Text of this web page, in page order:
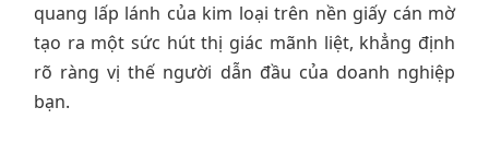
quang lấp lánh của kim loại trên nền giấy cán mờ
tạo ra một sức hút thị giác mãnh liệt, khẳng định
rõ ràng vị thế người dẫn đầu của doanh nghiệp
bạn.